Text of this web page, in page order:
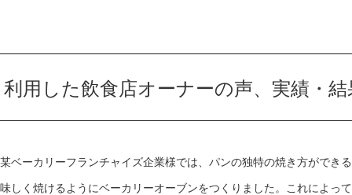
利用した飲食店オーナーの声、実績・
某ベーカリーフランチャイズ企業様では、パンの独特の焼き方ができ
味しく焼けるようにベーカリーオーブンをつくりました。これによっ